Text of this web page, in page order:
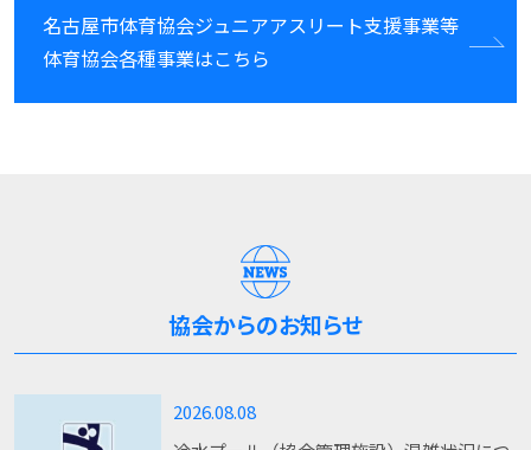
名古屋市体育協会ジュニアアスリート支援事業等
体育協会各種事業はこちら
協会からのお知らせ
2026.08.08